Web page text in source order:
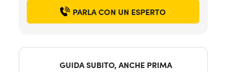
PARLA CON UN ESPERTO
GUIDA SUBITO, ANCHE PRIMA